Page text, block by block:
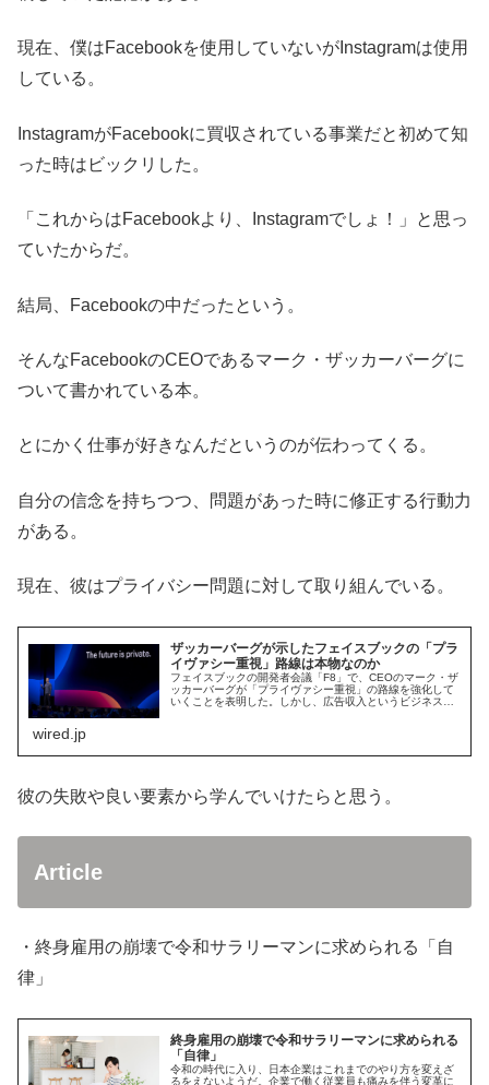
現在、僕はFacebookを使用していないがInstagramは使用
している。
InstagramがFacebookに買収されている事業だと初めて知
った時はビックリした。
「これからはFacebookより、Instagramでしょ！」と思っ
ていたからだ。
結局、Facebookの中だったという。
そんなFacebookのCEOであるマーク・ザッカーバーグに
ついて書かれている本。
とにかく仕事が好きなんだというのが伝わってくる。
自分の信念を持ちつつ、問題があった時に修正する行動力
がある。
現在、彼はプライバシー問題に対して取り組んでいる。
ザッカーバーグが示したフェイスブックの「プラ
イヴァシー重視」路線は本物なのか
フェイスブックの開発者会議「F8」で、CEOのマーク・ザ
ッカーバーグが「プライヴァシー重視」の路線を強化して
いくことを表明した。しかし、広告収入というビジネスモ
wired.jp
彼の失敗や良い要素から学んでいけたらと思う。
Article
・終身雇用の崩壊で令和サラリーマンに求められる「自
律」
終身雇用の崩壊で令和サラリーマンに求められる
「自律」
令和の時代に入り、日本企業はこれまでのやり方を変えざ
るをえないようだ。企業で働く従業員も痛みを伴う変革に